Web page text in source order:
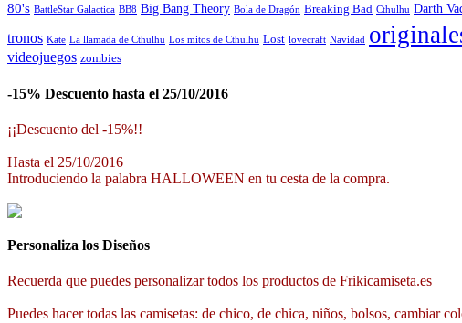
80's BattleStar Galactica BB8 Big Bang Theory Bola de Dragón Breaking Bad Cthulhu Darth
tronos Kate La llamada de Cthulhu Los mitos de Cthulhu Lost lovecraft Navidad
videojuegos zombies
-15% Descuento hasta el 25/10/2016
¡¡Descuento del -15%!!
Hasta el 25/10/2016
Introduciendo la palabra HALLOWEEN en tu cesta de la compra.
Personaliza los Diseños
Recuerda que puedes personalizar todos los productos de Frikicamiseta.es
Puedes hacer todas las camisetas: de chico, de chica, niños, bolsos, cambiar